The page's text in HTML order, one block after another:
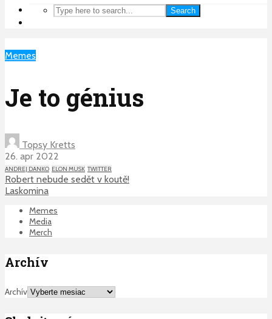
Search
Memes
Je to génius
Topsy Kretts
26. apr 2022
ANDREJ DANKO ELON MUSK TWITTER
Robert nebude sedět v koutě!
Laskomina
Memes
Media
Merch
Archív
Archív